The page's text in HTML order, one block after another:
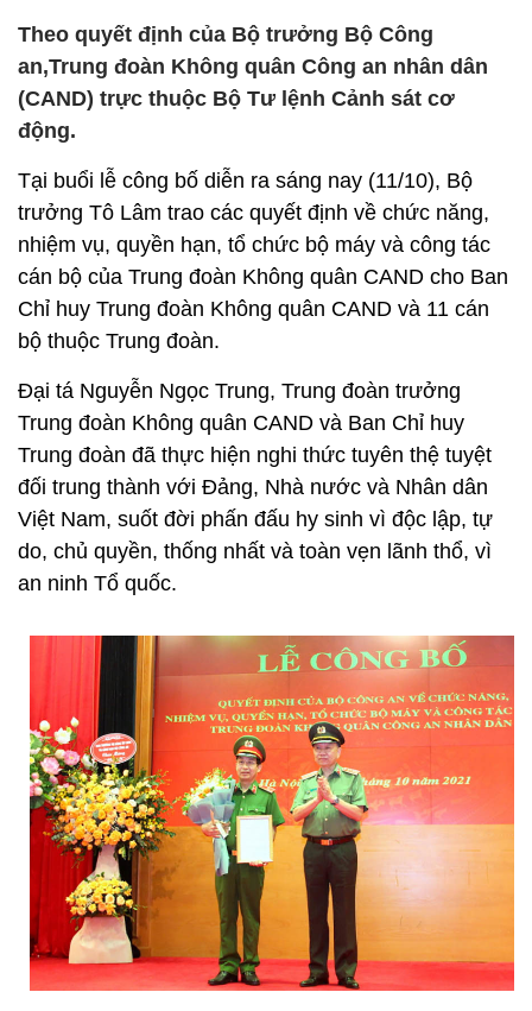
Theo quyết định của Bộ trưởng Bộ Công
an,Trung đoàn Không quân Công an nhân dân
(CAND) trực thuộc Bộ Tư lệnh Cảnh sát cơ
động.
Tại buổi lễ công bố diễn ra sáng nay (11/10), Bộ
trưởng Tô Lâm trao các quyết định về chức năng,
nhiệm vụ, quyền hạn, tổ chức bộ máy và công tác
cán bộ của Trung đoàn Không quân CAND cho Ban
Chỉ huy Trung đoàn Không quân CAND và 11 cán
bộ thuộc Trung đoàn.
Đại tá Nguyễn Ngọc Trung, Trung đoàn trưởng
Trung đoàn Không quân CAND và Ban Chỉ huy
Trung đoàn đã thực hiện nghi thức tuyên thệ tuyệt
đối trung thành với Đảng, Nhà nước và Nhân dân
Việt Nam, suốt đời phấn đấu hy sinh vì độc lập, tự
do, chủ quyền, thống nhất và toàn vẹn lãnh thổ, vì
an ninh Tổ quốc.